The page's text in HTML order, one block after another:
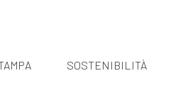
SOSTENIBILITÀ